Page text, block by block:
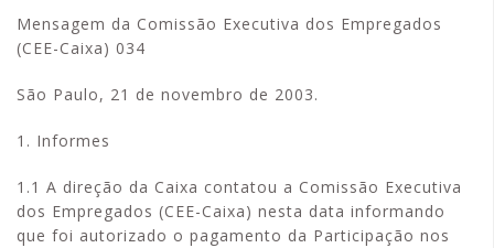
Mensagem da Comissão Executiva dos Empregados
(CEE-Caixa) 034
São Paulo, 21 de novembro de 2003.
1. Informes
1.1 A direção da Caixa contatou a Comissão Executiva
dos Empregados (CEE-Caixa) nesta data informando
que foi autorizado o pagamento da Participação nos